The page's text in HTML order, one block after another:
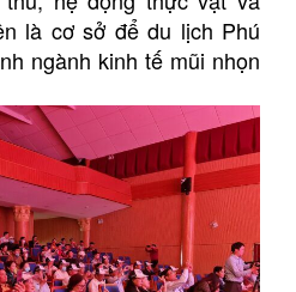
là cơ sở để du lịch Phú
ngành kinh tế mũi nhọn